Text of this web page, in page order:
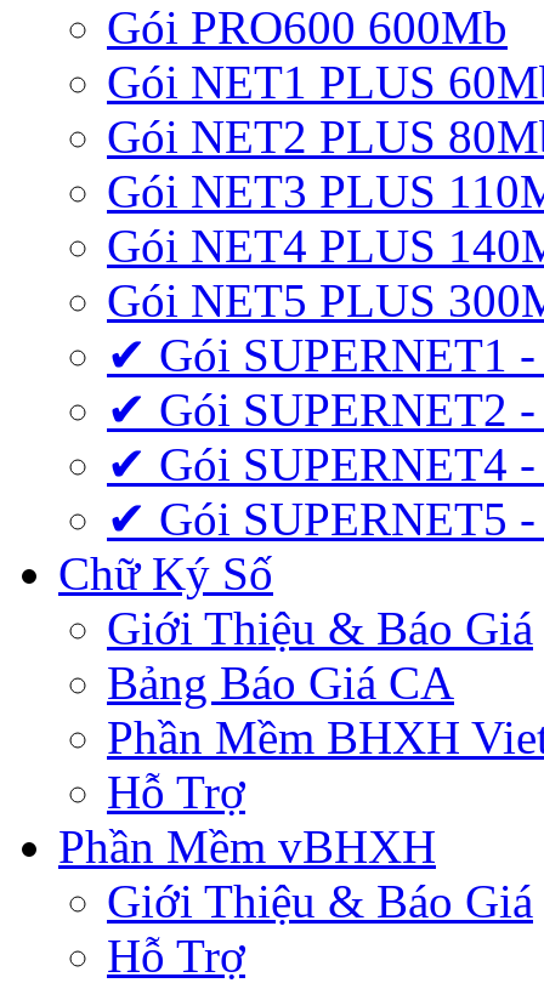
Gói PRO600 600Mb
Gói NET1 PLUS
Gói NET2 PLUS
Gói NET3 PLUS
Gói NET4 PLUS
Gói NET5 PLUS
✔ Gói SUPERNET1
✔ Gói SUPERNET2
✔ Gói SUPERNET4
✔ Gói SUPERNET5
Chữ Ký Số
Giới Thiệu & Báo Giá
Bảng Báo Giá CA
Phần Mềm BHXH
Hỗ Trợ
Phần Mềm vBHXH
Giới Thiệu & Báo Giá
Hỗ Trợ